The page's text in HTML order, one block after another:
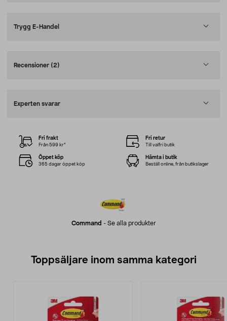
Trygg E-Handel
Recensioner (2)
Experten svarar
Command - Se alla produkter
Fri frakt
Från 599 kr*
Fri retur
Till valfri butik
Öppet köp
365 dagar öppet köp
Hämta i butik
Beställ online, från butikslager
Toppsäljare inom samma kategori